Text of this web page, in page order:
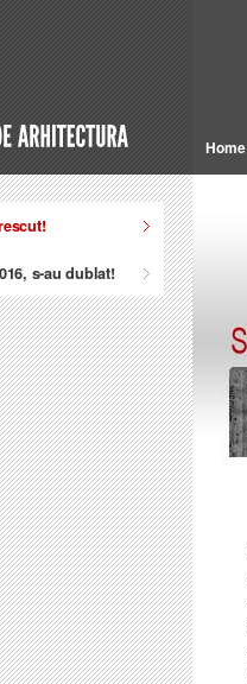
Home
s-au dublat!